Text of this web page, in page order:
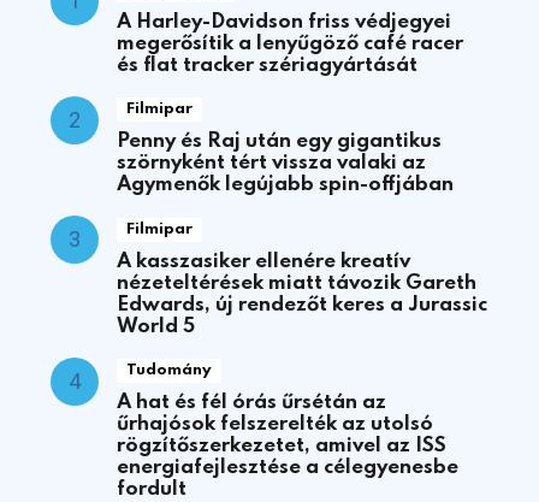
A Harley-Davidson friss védjegyei
megerősítik a lenyűgöző café racer
és flat tracker szériagyártását
Filmipar
Penny és Raj után egy gigantikus
szörnyként tért vissza valaki az
Agymenők legújabb spin-offjában
Filmipar
A kasszasiker ellenére kreatív
nézeteltérések miatt távozik Gareth
Edwards, új rendezőt keres a Jurassic
World 5
Tudomány
A hat és fél órás űrsétán az
űrhajósok felszerelték az utolsó
rögzítőszerkezetet, amivel az ISS
energiafejlesztése a célegyenesbe
fordult